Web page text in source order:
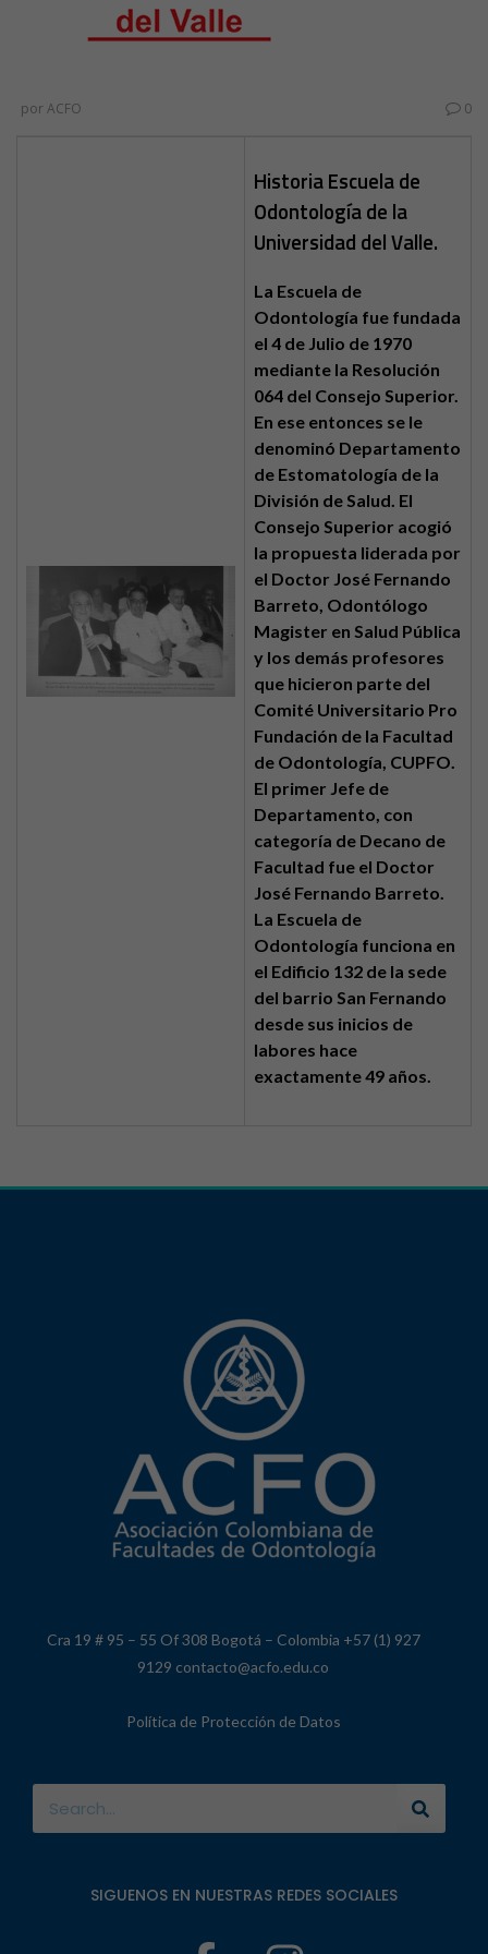
por ACFO 0
Historia Escuela de
Odontología de la
Universidad del Valle.
La Escuela de
Odontología fue fundada
el 4 de Julio de 1970
mediante la Resolución
064 del Consejo Superior.
En ese entonces se le
denominó Departamento
de Estomatología de la
División de Salud. El
Consejo Superior acogió
la propuesta liderada por
el Doctor José Fernando
Barreto, Odontólogo
Magister en Salud Pública
y los demás profesores
que hicieron parte del
Comité Universitario Pro
Fundación de la Facultad
de Odontología, CUPFO.
El primer Jefe de
Departamento, con
categoría de Decano de
Facultad fue el Doctor
José Fernando Barreto.
La Escuela de
Odontología funciona en
el Edificio 132 de la sede
del barrio San Fernando
desde sus inicios de
labores hace
exactamente 49 años.
Cra 19 # 95 – 55 Of 308 Bogotá – Colombia +57 (1) 927
9129 contacto@acfo.edu.co
Política de Protección de Datos
SIGUENOS EN NUESTRAS REDES SOCIALES